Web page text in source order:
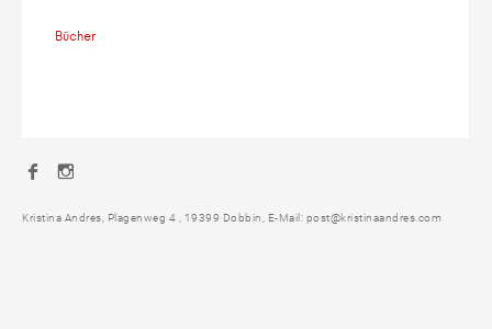
Bücher
Facebook
Kristina Andres, Plagenweg 4 , 19399 Dobbin, E-Mail: post@kristinaandres.com